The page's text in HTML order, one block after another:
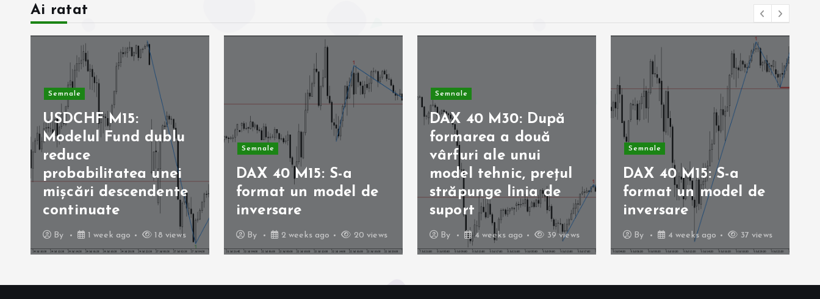
Ai ratat
Semnale
USDCHF M15:
Modelul Fund dublu
reduce
probabilitatea unei
mișcări descendente
continuate
By 1 week ago 18 views
Semnale
DAX 40 M15: S-a
format un model de
inversare
By 2 weeks ago 20 views
Semnale
DAX 40 M30: După
formarea a două
vârfuri ale unui
model tehnic, prețul
străpunge linia de
suport
By 4 weeks ago 39 views
Semnale
DAX 40 M15: S-a
format un model de
inversare
By 4 weeks ago 37 views